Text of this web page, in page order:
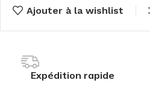
Ajouter à la wishlist
Expédition rapide